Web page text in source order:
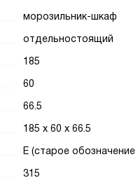
морозильник-шкаф
отдельностоящий
185
60
66.5
185 х 60 х 66.5
E (старое обозначение
315